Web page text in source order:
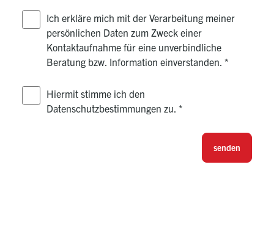
Ich erkläre mich mit der Verarbeitung meiner
persönlichen Daten zum Zweck einer
Kontaktaufnahme für eine unverbindliche
Beratung bzw. Information einverstanden. *
Hiermit stimme ich den
Datenschutzbestimmungen zu. *
senden